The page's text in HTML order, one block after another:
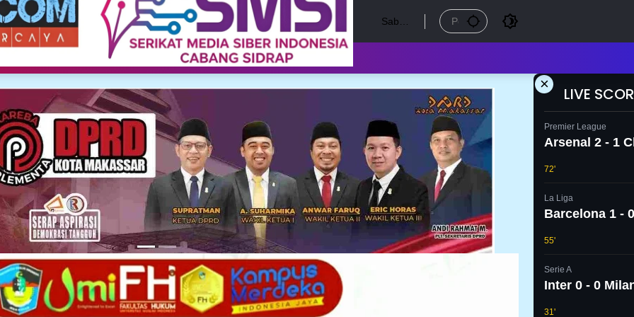
Sabtu,
×
LIVE
Premier League
Arsenal 2 - 1
72'
La Liga
Barcelona 1 -
55'
Serie A
Inter 0 - 0
31'